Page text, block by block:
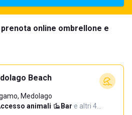
online ombrellone e
Beach
Medolago
animali· Bar·e altri 4…